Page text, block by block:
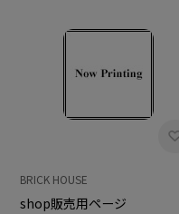
BRICK HOUSE
shop販売用ページ